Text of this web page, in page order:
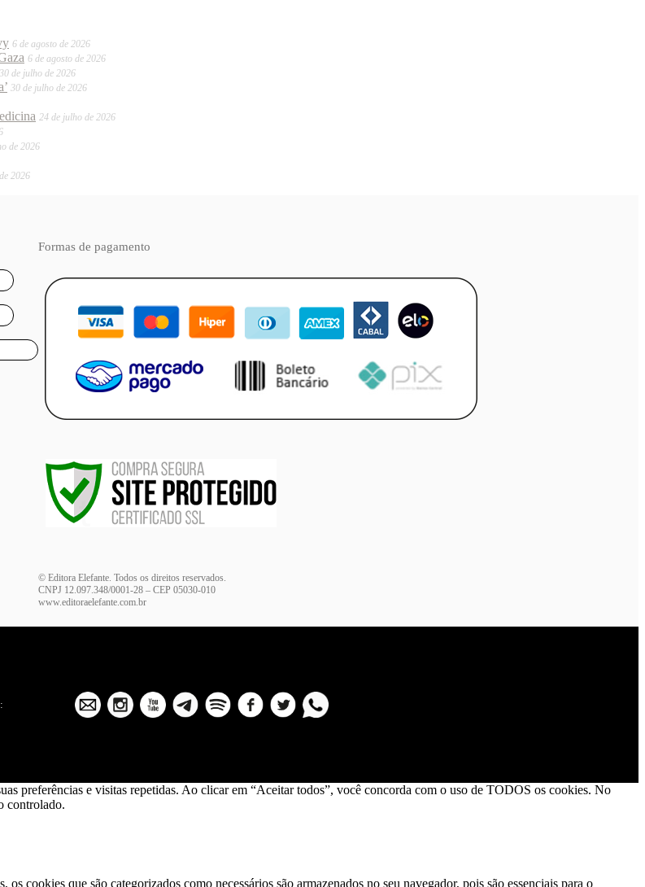
6 de agosto de 2026
6 de agosto de 2026
30 de julho de 2026
30 de julho de 2026
24 de julho de 2026
de 2026
2026
Formas de pagamento
© Editora Elefante. Todos os direitos reservados.
CNPJ 12.097.348/0001-28 – CEP 05030-010
www.editoraelefante.com.br
preferências e visitas repetidas. Ao clicar em “Aceitar todos”, você concorda com o uso de TODOS os cookies. No
controlado.
cookies que são categorizados como necessários são armazenados no seu navegador, pois são essenciais para o